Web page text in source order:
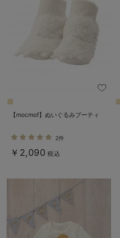
【mocmof】ぬいぐるみブーティ
2件
￥2,090 税込